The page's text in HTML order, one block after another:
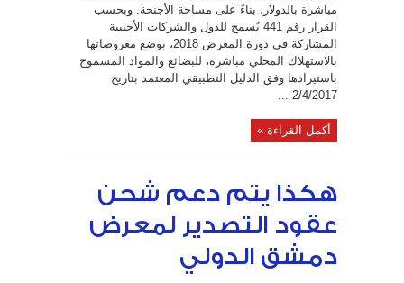
مباشرة بالدولار، بناءً على مساحة الأجنحة. وبحسب
القرار رقم 441 يُسمح للدول والشركات الأجنبية
المشاركة في دورة المعرض 2018، بوضع معروضاتها
بالاستهلاك المحلي مباشرة، للبضائع والمواد المسموح
باستيرادها وفق الدليل التطبيقي المعتمد بتاريخ
2/4/2017 ...
أكمل القراءة »
هكذا يتم دعم شحن
عقود التصدير لمعرض
دمشق الدولي